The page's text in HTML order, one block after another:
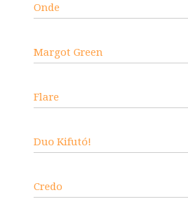
Onde
Margot Green
Flare
Duo Kifutó!
Credo